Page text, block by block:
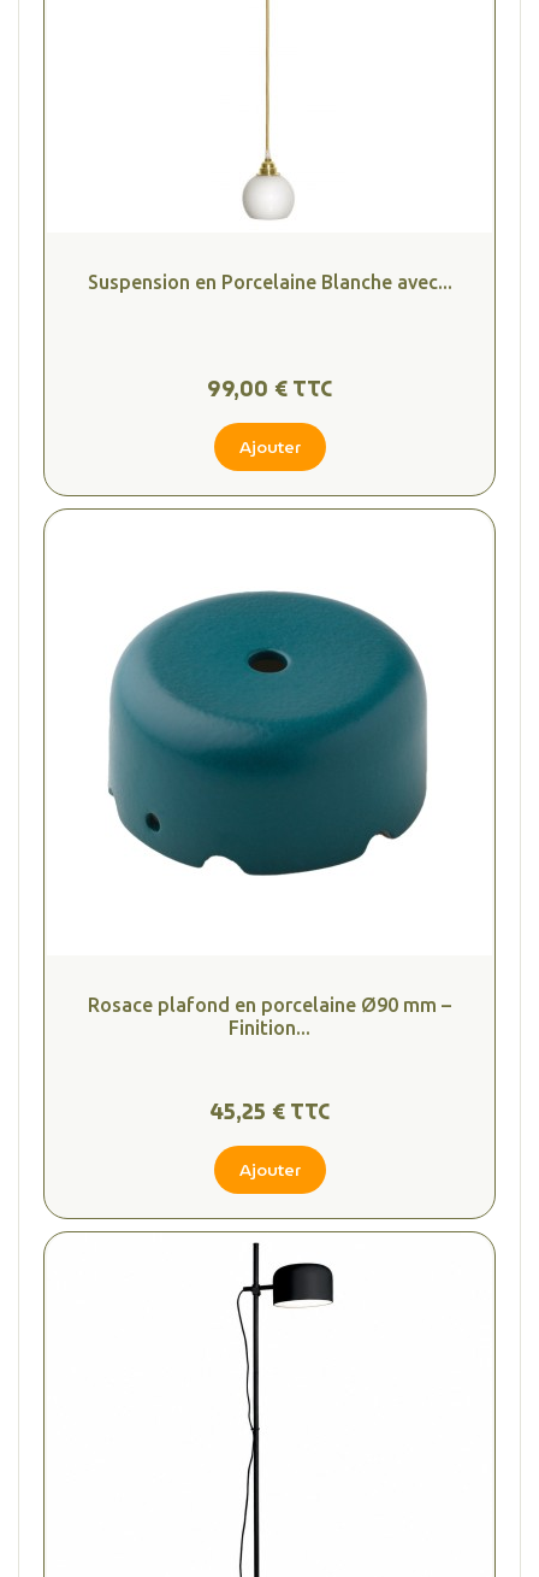
Suspension en Porcelaine Blanche avec...
99,00 € TTC
Ajouter
Rosace plafond en porcelaine Ø90 mm –
Finition...
45,25 € TTC
Ajouter